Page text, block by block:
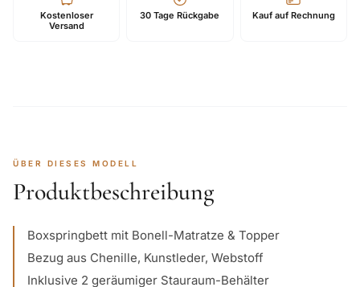
Kostenloser
Versand
30 Tage Rückgabe Kauf auf Rechnung
ÜBER DIESES MODELL
Produktbeschreibung
Boxspringbett mit Bonell-Matratze & Topper
Bezug aus Chenille, Kunstleder, Webstoff
Inklusive 2 geräumiger Stauraum-Behälter